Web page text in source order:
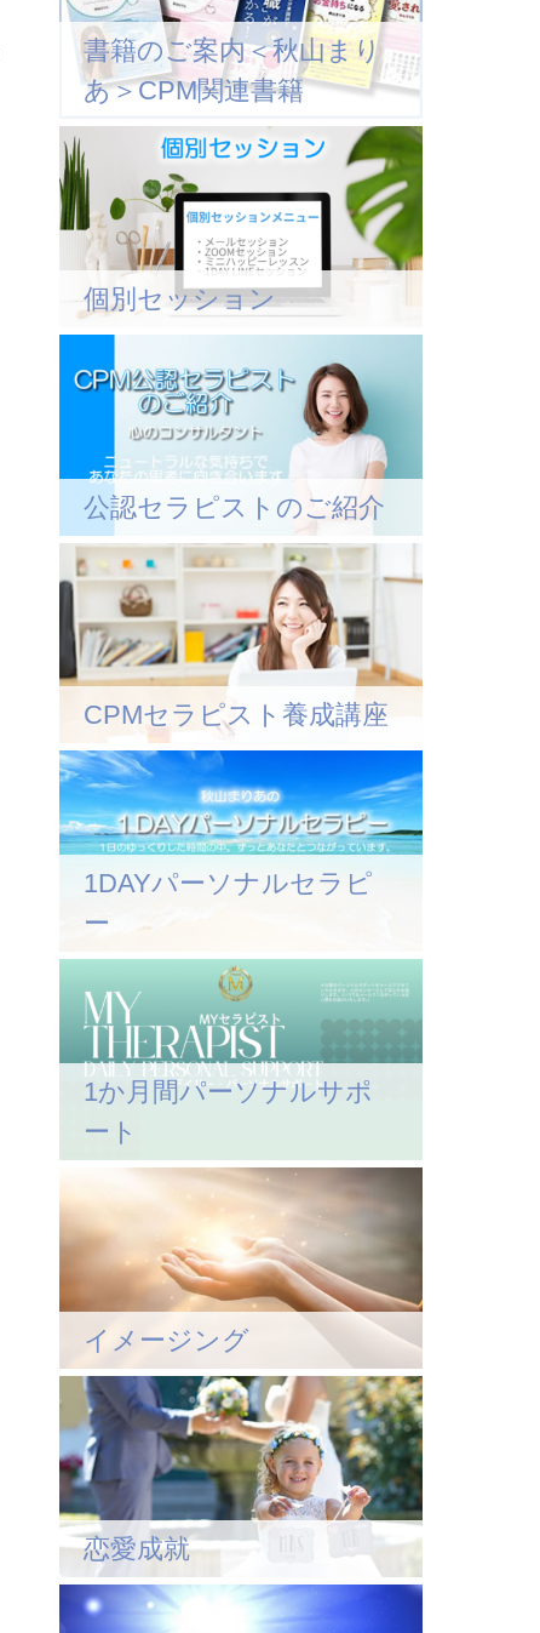
書籍のご案内＜秋山まり
あ＞CPM関連書籍
個別セッション
公認セラピストのご紹介
CPMセラピスト養成講座
1DAYパーソナルセラピ
ー
1か月間パーソナルサポ
ート
イメージング
恋愛成就